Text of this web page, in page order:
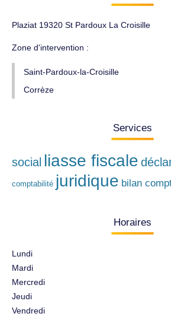
Plaziat 19320 St Pardoux La Croisille
Zone d'intervention :
Saint-Pardoux-la-Croisille
Corrèze
Services
social liasse fiscale
comptabilité juridique bilan
Horaires
Lundi
Mardi
Mercredi
Jeudi
Vendredi